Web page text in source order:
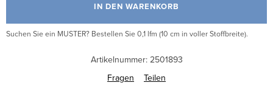
IN DEN WARENKORB
Suchen Sie ein MUSTER? Bestellen Sie 0,1 lfm (10 cm in voller Stoffbreite).
Artikelnummer: 2501893
Fragen
Teilen